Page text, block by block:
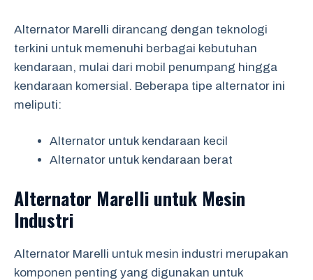
Alternator Marelli dirancang dengan teknologi
terkini untuk memenuhi berbagai kebutuhan
kendaraan, mulai dari mobil penumpang hingga
kendaraan komersial. Beberapa tipe alternator ini
meliputi:
Alternator untuk kendaraan kecil
Alternator untuk kendaraan berat
Alternator Marelli untuk Mesin
Industri
Alternator Marelli untuk mesin industri merupakan
komponen penting yang digunakan untuk